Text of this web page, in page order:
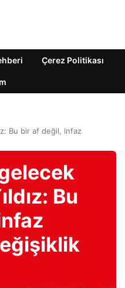
Çerez Politikası
Bu bir af değil, infaz
Bu